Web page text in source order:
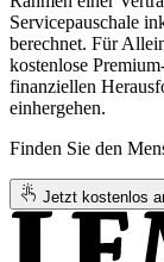
Servicepauschale
berechnet. Für
kostenlose
finanziellen
einhergehen.
Finden Sie den
Jetzt kostenlos